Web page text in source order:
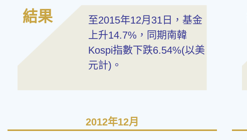
結果
至2015年12月31日，基金
上升14.7%，同期南韓
Kospi指數下跌6.54%(以美
元計)。
2012年12月